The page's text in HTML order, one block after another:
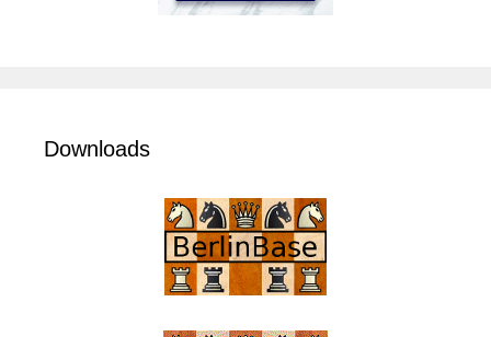
Downloads